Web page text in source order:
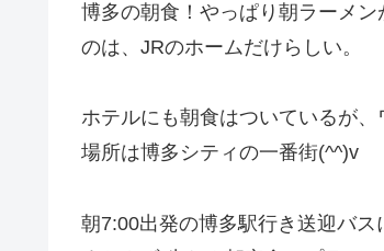
博多の朝食！やっぱり朝ラーメ
のは、JRのホームだけらしい。
ホテルにも朝食はついているが、
場所は博多シティの一番街(^^)v
朝7:00出発の博多駅行き送迎バス